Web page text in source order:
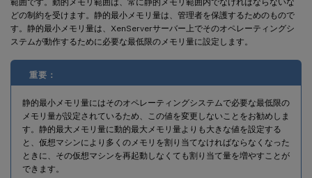
どの制約を受けます。静的最小メモリ量は、管理者を保護するためのもので
す。静的最小メモリ量は、XenServerサーバー上でそのオペレーティングシ
ステムが動作するために必要な最低限のメモリ量に設定します。
重要：
静的最小メモリ量にはそのオペレーティングシステムで必要な最低限の
メモリ量が設定されているため、この値を変更しないことをお勧めしま
す。静的最大メモリ量に動的最大メモリ量よりも大きな値を設定する
と、仮想マシンにより多くのメモリを割り当てなければならなくなった
ときに、その仮想マシンを再起動しなくても割り当て量を増やすことが
できます。